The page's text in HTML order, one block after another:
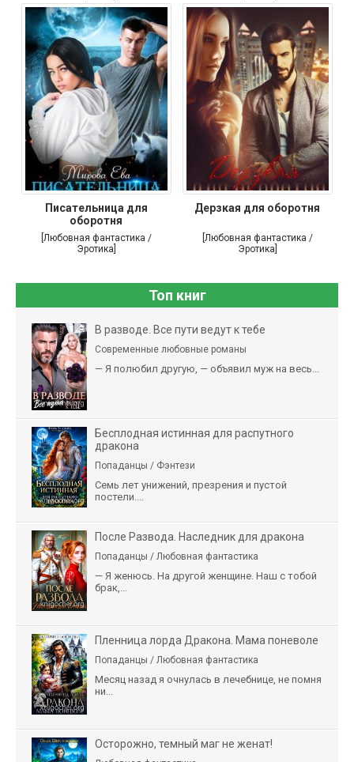
Писательница для
оборотня
[Любовная фантастика /
Эротика]
Дерзкая для оборотня
[Любовная фантастика /
Эротика]
Топ книг
В разводе. Все пути ведут к тебе
Современные любовные романы
— Я полюбил другую, — объявил муж на весь...
Бесплодная истинная для распутного
дракона
Попаданцы / Фэнтези
Семь лет унижений, презрения и пустой
постели....
После Развода. Наследник для дракона
Попаданцы / Любовная фантастика
— Я женюсь. На другой женщине. Наш с тобой
брак,...
Пленница лорда Дракона. Мама поневоле
Попаданцы / Любовная фантастика
Месяц назад я очнулась в лечебнице, не помня
ни...
Осторожно, темный маг не женат!